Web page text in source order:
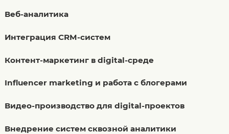
Веб-аналитика
Интеграция CRM-систем
Контент-маркетинг в digital-среде
Influencer marketing и работа с блогерами
Видео-производство для digital-проектов
Внедрение систем сквозной аналитики